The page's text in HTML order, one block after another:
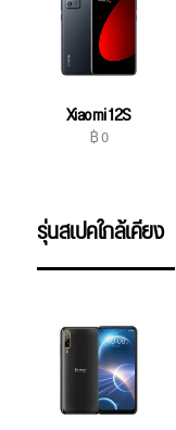
Xiaomi 12S
฿ 0
รุ่นสเปคใกล้เคียง